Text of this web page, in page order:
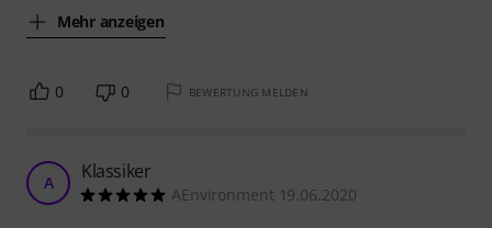
Mehr anzeigen
0 0 BEWERTUNG MELDEN
A Klassiker
AEnvironment 19.06.2020